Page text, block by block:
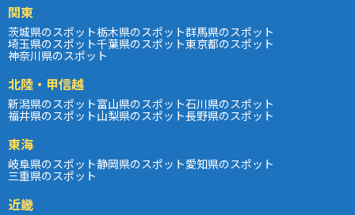
関東
茨城県のスポット栃木県のスポット群馬県のスポット
埼玉県のスポット千葉県のスポット東京都のスポット
神奈川県のスポット
北陸・甲信越
新潟県のスポット富山県のスポット石川県のスポット
福井県のスポット山梨県のスポット長野県のスポット
東海
岐阜県のスポット静岡県のスポット愛知県のスポット
三重県のスポット
近畿